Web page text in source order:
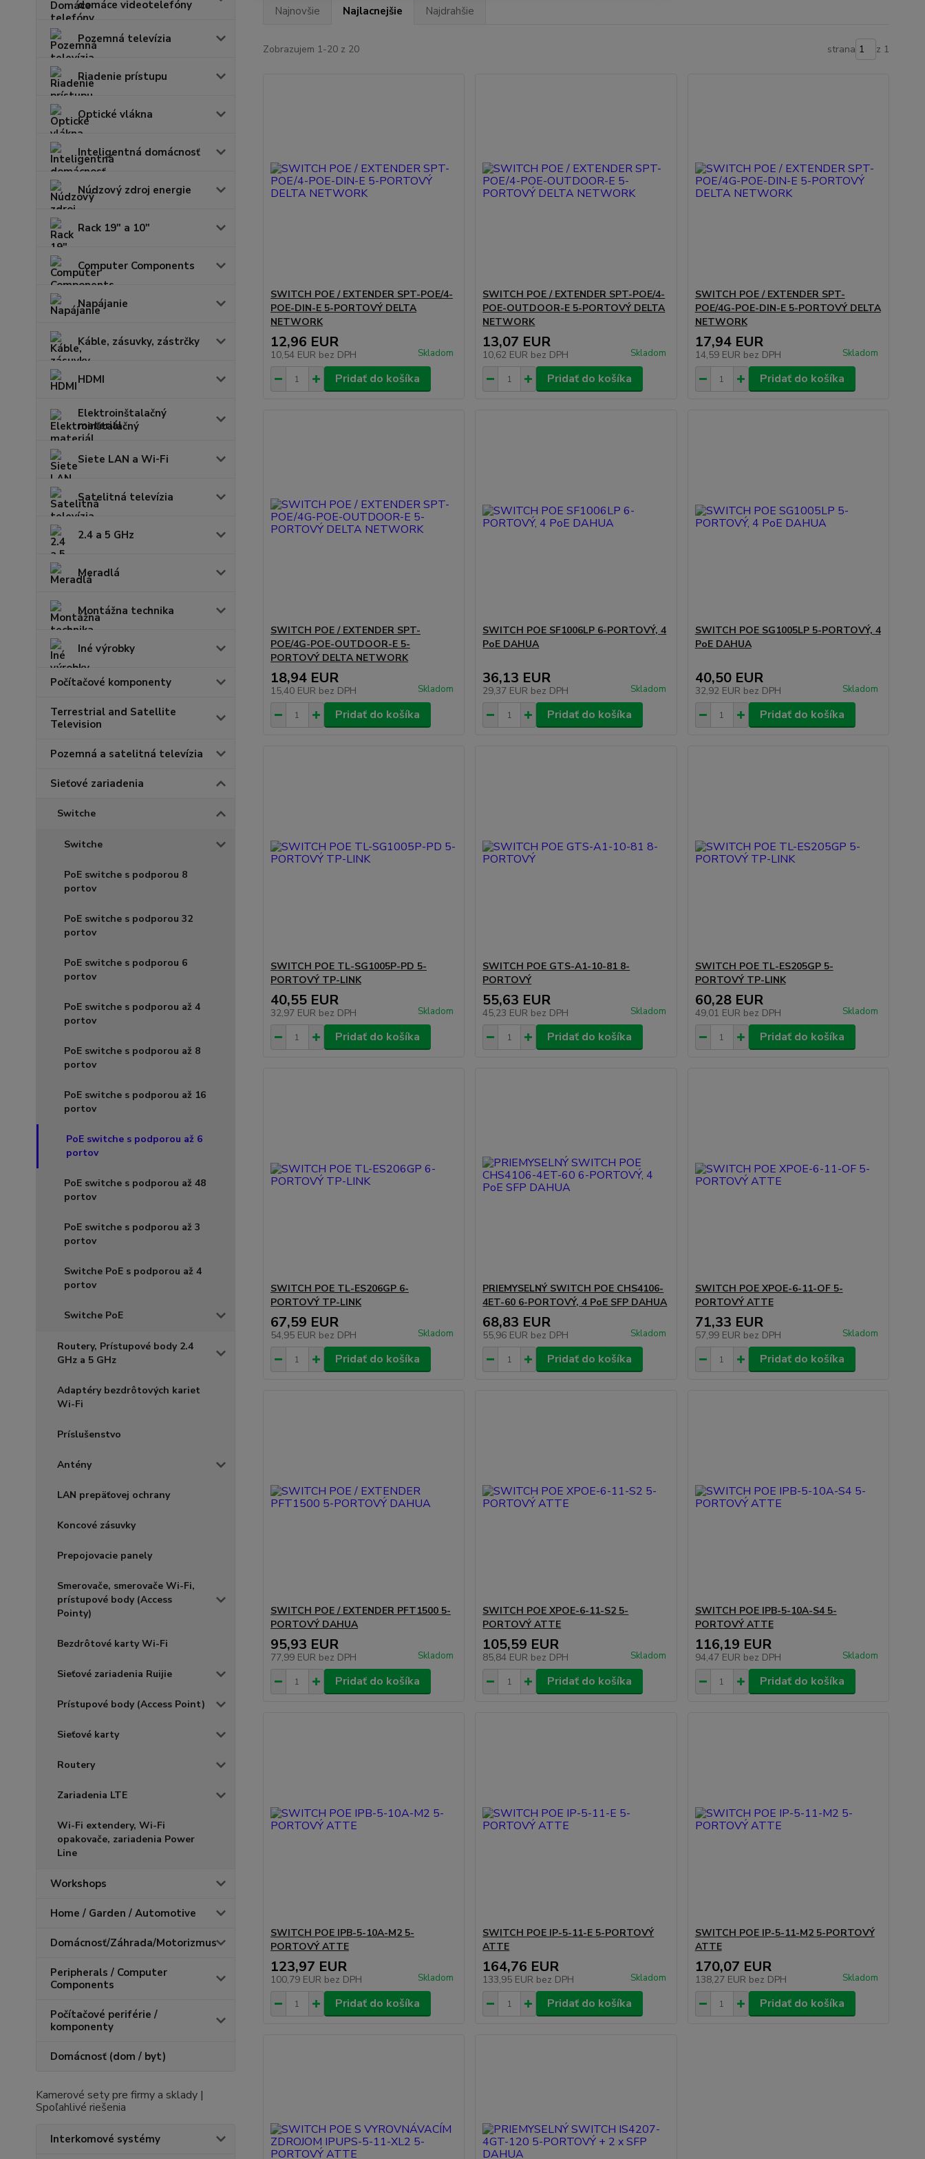
domáce videotelefóny
Pozemná televízia
Riadenie prístupu
Optické vlákna
Inteligentná domácnosť
Núdzový zdroj energie
Rack 19" a 10"
Computer Components
Napájanie
Káble, zásuvky, zástrčky
HDMI
Elektroinštalačný
materiál
Siete LAN a Wi-Fi
Satelitná televízia
2.4 a 5 GHz
Meradlá
Montážna technika
Iné výrobky
Počítačové komponenty
Terrestrial and Satellite
Television
Pozemná a satelitná televízia
Sieťové zariadenia
Switche
Switche
PoE switche s podporou 8
portov
PoE switche s podporou 32
portov
PoE switche s podporou 6
portov
PoE switche s podporou až 4
portov
PoE switche s podporou až 8
portov
PoE switche s podporou až 16
portov
PoE switche s podporou až 6
portov
PoE switche s podporou až 48
portov
PoE switche s podporou až 3
portov
Switche PoE s podporou až 4
portov
Switche PoE
Routery, Prístupové body 2.4
GHz a 5 GHz
Adaptéry bezdrôtových kariet
Wi-Fi
Príslušenstvo
Antény
LAN prepäťovej ochrany
Koncové zásuvky
Prepojovacie panely
Smerovače, smerovače Wi-Fi,
prístupové body (Access
Pointy)
Bezdrôtové karty Wi-Fi
Sieťové zariadenia Ruijie
Prístupové body (Access Point)
Sieťové karty
Routery
Zariadenia LTE
Wi-Fi extendery, Wi-Fi
opakovače, zariadenia Power
Line
Workshops
Home / Garden / Automotive
Domácnosť/Záhrada/Motorizmus
Peripherals / Computer
Components
Počítačové periférie /
komponenty
Domácnosť (dom / byt)
Kamerové sety pre firmy a sklady |
Spoľahlivé riešenia
Interkomové systémy
Najnovšie Najlacnejšie Najdrahšie
Zobrazujem 1-20 z 20 strana z 1
SWITCH POE / EXTENDER SPT-POE/4-
POE-DIN-E 5-PORTOVÝ DELTA
NETWORK
12,96 EUR
10,54 EUR bez DPH Skladom
Pridať do košíka
SWITCH POE / EXTENDER SPT-POE/4-
POE-OUTDOOR-E 5-PORTOVÝ DELTA
NETWORK
13,07 EUR
10,62 EUR bez DPH Skladom
Pridať do košíka
SWITCH POE / EXTENDER SPT-
POE/4G-POE-DIN-E 5-PORTOVÝ DELTA
NETWORK
17,94 EUR
14,59 EUR bez DPH Skladom
Pridať do košíka
SWITCH POE / EXTENDER SPT-
POE/4G-POE-OUTDOOR-E 5-
PORTOVÝ DELTA NETWORK
18,94 EUR
15,40 EUR bez DPH Skladom
Pridať do košíka
SWITCH POE SF1006LP 6-PORTOVÝ, 4
PoE DAHUA
36,13 EUR
29,37 EUR bez DPH Skladom
Pridať do košíka
SWITCH POE SG1005LP 5-PORTOVÝ, 4
PoE DAHUA
40,50 EUR
32,92 EUR bez DPH Skladom
Pridať do košíka
SWITCH POE TL-SG1005P-PD 5-
PORTOVÝ TP-LINK
40,55 EUR
32,97 EUR bez DPH Skladom
Pridať do košíka
SWITCH POE GTS-A1-10-81 8-
PORTOVÝ
55,63 EUR
45,23 EUR bez DPH Skladom
Pridať do košíka
SWITCH POE TL-ES205GP 5-
PORTOVÝ TP-LINK
60,28 EUR
49,01 EUR bez DPH Skladom
Pridať do košíka
SWITCH POE TL-ES206GP 6-
PORTOVÝ TP-LINK
67,59 EUR
54,95 EUR bez DPH Skladom
Pridať do košíka
PRIEMYSELNÝ SWITCH POE CHS4106-
4ET-60 6-PORTOVÝ, 4 PoE SFP DAHUA
68,83 EUR
55,96 EUR bez DPH Skladom
Pridať do košíka
SWITCH POE XPOE-6-11-OF 5-
PORTOVÝ ATTE
71,33 EUR
57,99 EUR bez DPH Skladom
Pridať do košíka
SWITCH POE / EXTENDER PFT1500 5-
PORTOVÝ DAHUA
95,93 EUR
77,99 EUR bez DPH Skladom
Pridať do košíka
SWITCH POE XPOE-6-11-S2 5-
PORTOVÝ ATTE
105,59 EUR
85,84 EUR bez DPH Skladom
Pridať do košíka
SWITCH POE IPB-5-10A-S4 5-
PORTOVÝ ATTE
116,19 EUR
94,47 EUR bez DPH Skladom
Pridať do košíka
SWITCH POE IPB-5-10A-M2 5-
PORTOVÝ ATTE
123,97 EUR
100,79 EUR bez DPH Skladom
Pridať do košíka
SWITCH POE IP-5-11-E 5-PORTOVÝ
ATTE
164,76 EUR
133,95 EUR bez DPH Skladom
Pridať do košíka
SWITCH POE IP-5-11-M2 5-PORTOVÝ
ATTE
170,07 EUR
138,27 EUR bez DPH Skladom
Pridať do košíka